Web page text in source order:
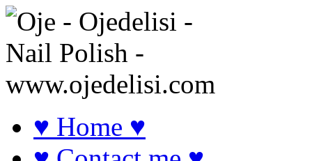
♥ Home ♥